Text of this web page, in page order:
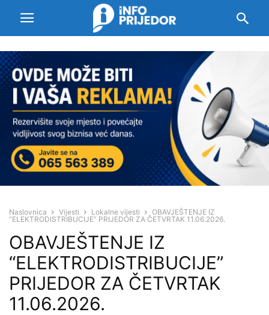
Naslovnica Vijesti Lokalne vijesti
OBAVJEŠTENJE IZ
“ELEKTRODISTRIBUCIJE” PRIJEDOR ZA ČETVRTAK 11.06.2026.
OBAVJEŠTENJE IZ
“ELEKTRODISTRIBUCIJE”
PRIJEDOR ZA ČETVRTAK
11.06.2026.